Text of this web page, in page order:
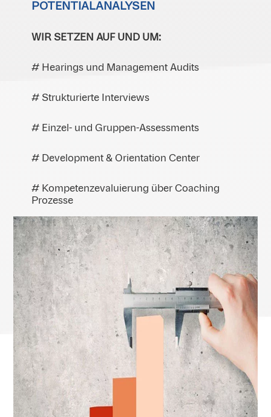
POTENTIALANALYSEN
WIR SETZEN AUF UND UM:
# Hearings und Management Audits
# Strukturierte Interviews
# Einzel- und Gruppen-Assessments
# Development & Orientation Center
# Kompetenzevaluierung über Coaching
Prozesse